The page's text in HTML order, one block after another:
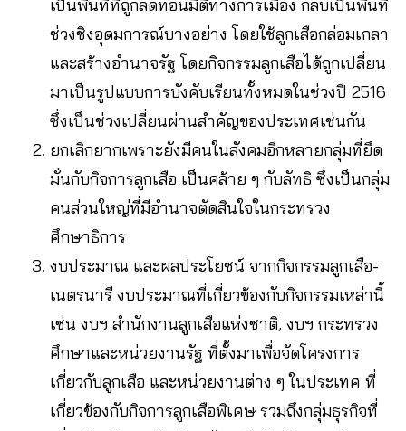
เป็นพื้นที่ที่ถูกลดทอนมิติทางการเมือง กลับเป็นพื้นที่
ช่วงชิงอุดมการณ์บางอย่าง โดยใช้ลูกเสือกล่อมเกลา
และสร้างอำนาจรัฐ โดยกิจกรรมลูกเสือได้ถูกเปลี่ยน
มาเป็นรูปแบบการบังคับเรียนทั้งหมดในช่วงปี 2516
ซึ่งเป็นช่วงเปลี่ยนผ่านสำคัญของประเทศเช่นกัน
ยกเลิกยากเพราะยังมีคนในสังคมอีกหลายกลุ่มที่ยึด
มั่นกับกิจการลูกเสือ เป็นคล้าย ๆ กับลัทธิ ซึ่งเป็นกลุ่ม
คนส่วนใหญ่ที่มีอำนาจตัดสินใจในกระทรวง
ศึกษาธิการ
งบประมาณ และผลประโยชน์ จากกิจกรรมลูกเสือ-
เนตรนารี งบประมาณที่เกี่ยวข้องกับกิจกรรมเหล่านี้
เช่น งบฯ สำนักงานลูกเสือแห่งชาติ, งบฯ กระทรวง
ศึกษาและหน่วยงานรัฐ ที่ตั้งมาเพื่อจัดโครงการ
เกี่ยวกับลูกเสือ และหน่วยงานต่าง ๆ ในประเทศ ที่
เกี่ยวข้องกับกิจการลูกเสือพิเศษ รวมถึงกลุ่มธุรกิจที่